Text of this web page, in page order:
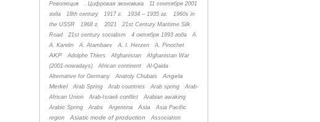
Революция
. Цифровая экономика
11 сентября 2001
года
18th century 1917 г. 1934 – 1935 гг.
1960s in
the USSR
1968 г. 2021
21st Century Maritime Silk
Road
21st century socialism 4 октября 1993 года
A.
A. Karelin
A. Atambaev A. I. Herzen A. Pinochet
AKP Adolphe Thiers Afghanistan
Afghanistan War
(2001-nowadays)
African continent
Al-Qaida
Alternative for Germany
Anatoly Chubais
Angela
Merkel
Arab Spring Arab countries Arab spring
Arab-
African Union
Arab-Israeli conflict
Arabian awaking
Arabic Spring
Arabs Argentina Asia
Asia Pacific
region
Asiatic mode of production
Association